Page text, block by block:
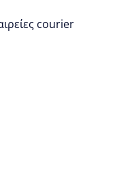
courier